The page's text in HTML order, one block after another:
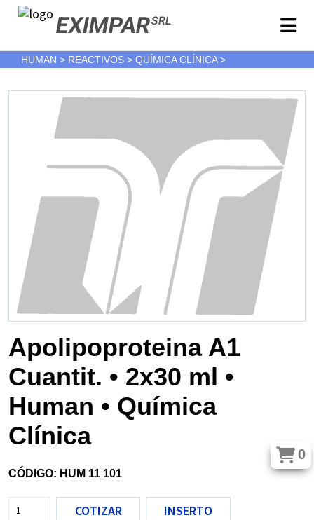
EXIMPARSRL
HUMAN > REACTIVOS > QUÍMICA CLÍNICA >
Apolipoproteina A1
Cuantit. • 2x30 ml •
Human • Química
Clínica
CÓDIGO: HUM 11 101
COTIZAR INSERTO
0